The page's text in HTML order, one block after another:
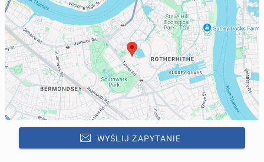
Kontakt
Grzesiek
WYŚWIETL NUMER
WYŚLIJ ZAPYTANIE